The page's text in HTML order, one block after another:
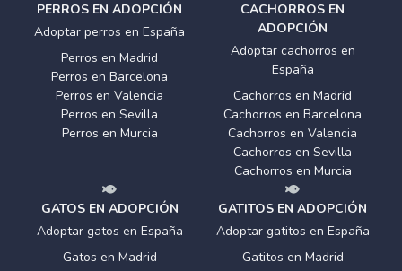
PERROS EN ADOPCIÓN
Adoptar perros en España
Perros en Madrid
Perros en Barcelona
Perros en Valencia
Perros en Sevilla
Perros en Murcia
CACHORROS EN
ADOPCIÓN
Adoptar cachorros en
España
Cachorros en Madrid
Cachorros en Barcelona
Cachorros en Valencia
Cachorros en Sevilla
Cachorros en Murcia
GATOS EN ADOPCIÓN
Adoptar gatos en España
Gatos en Madrid
GATITOS EN ADOPCIÓN
Adoptar gatitos en España
Gatitos en Madrid